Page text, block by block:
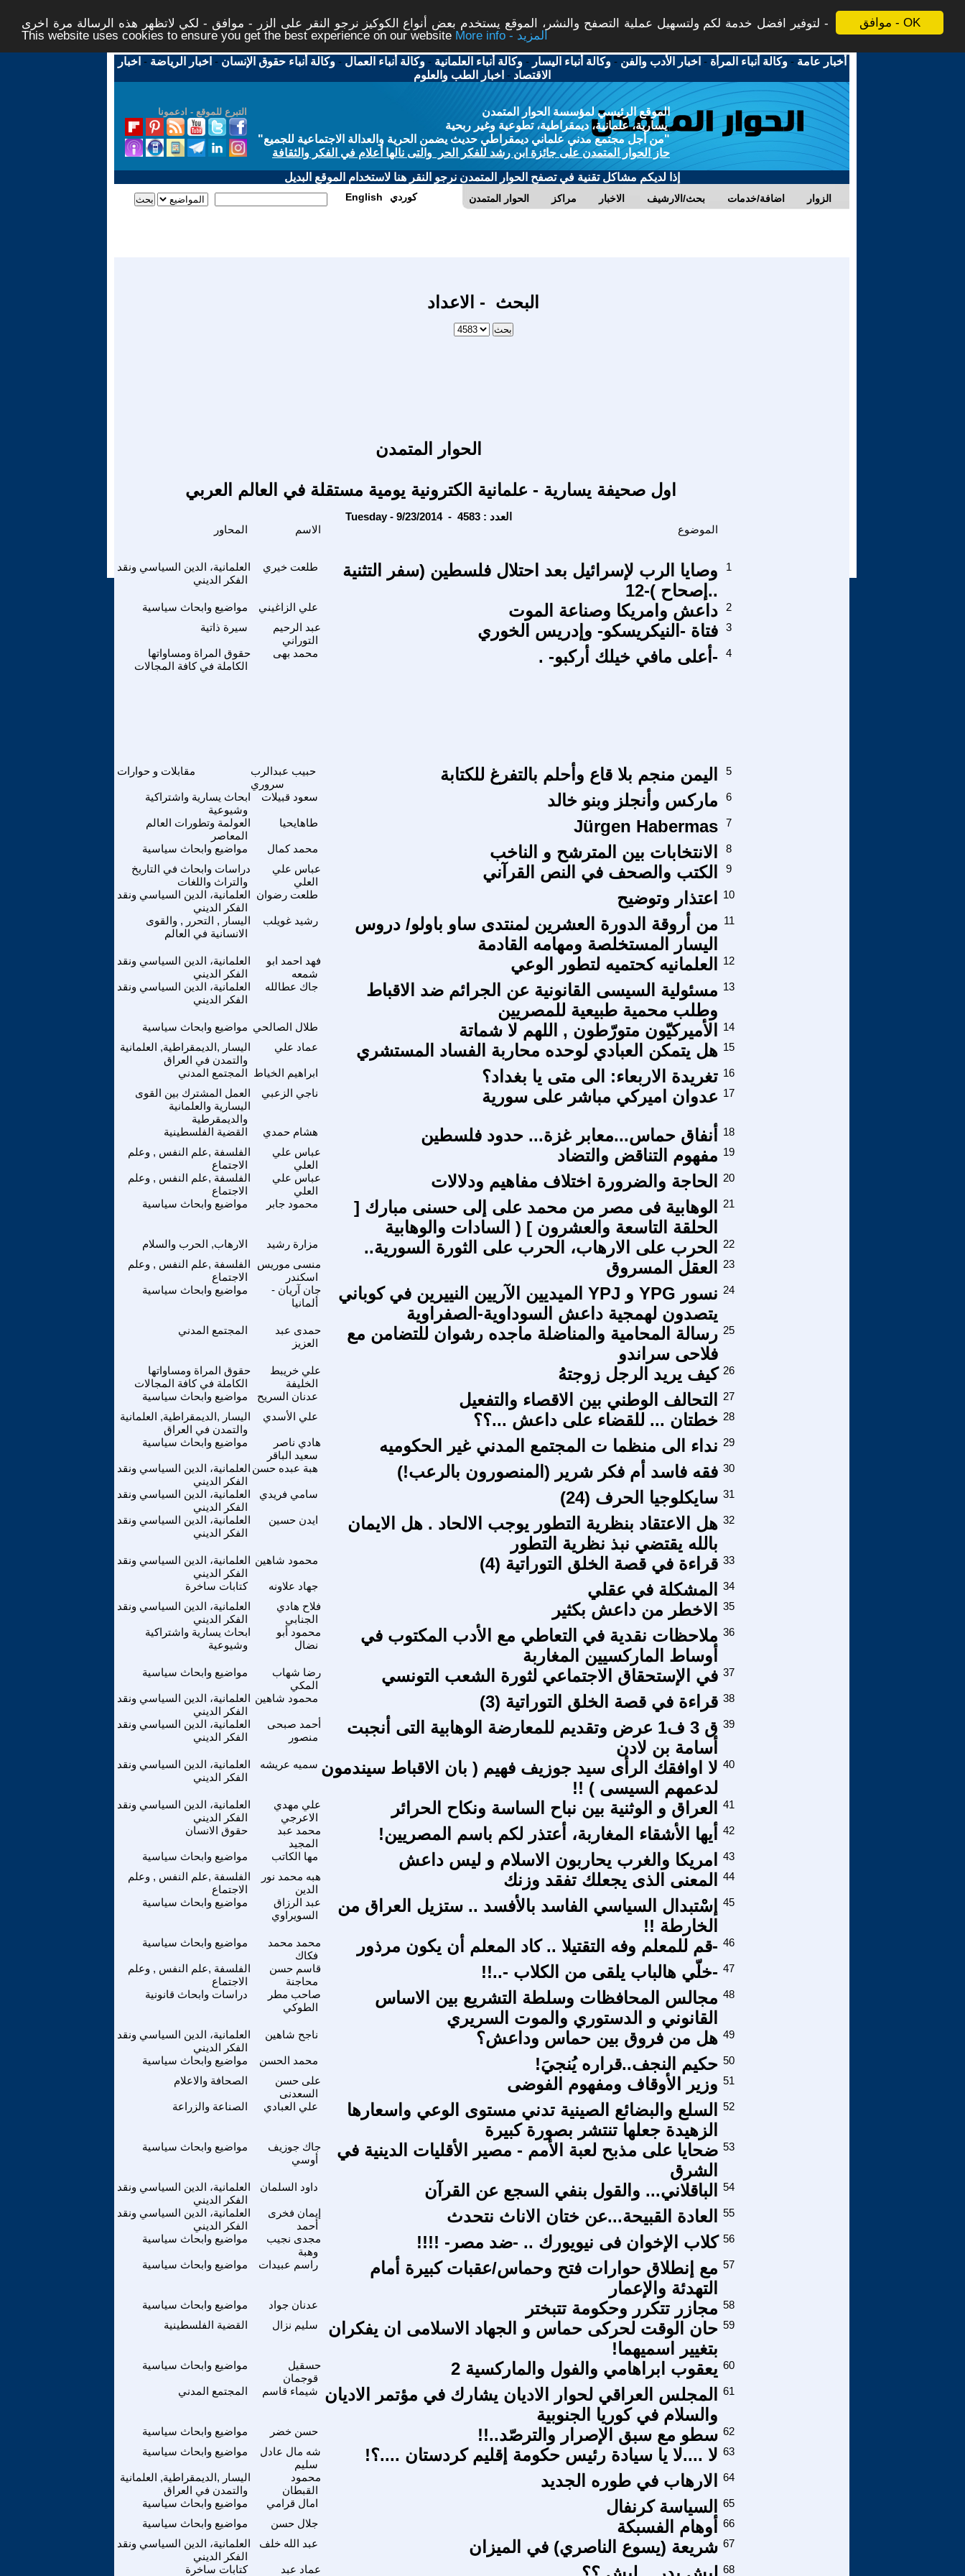
موافق - OK
لتوفير افضل خدمة لكم ولتسهيل عملية التصفح والنشر، الموقع يستخدم بعض أنواع الكوكيز نرجو النقر على الزر - موافق - لكي لاتظهر هذه الرسالة مرة اخرى -
This website uses cookies to ensure you get the best experience on our website
More info - المزيد
أخبار عامة -وكالة أنباء المرأة - اخبار الأدب والفن -وكالة أنباء اليسار -وكالة أنباء العلمانية -وكالة أنباء العمال -وكالة أنباء حقوق الإنسان - اخبار الرياضة - اخبار
الاقتصاد - اخبار الطب والعلوم
التبرع للموقع - ادعمونا
الموقع الرئيسي لمؤسسة الحوار المتمدن
يسارية، علمانية، ديمقراطية، تطوعية وغير ربحية
"من أجل مجتمع مدني علماني ديمقراطي حديث يضمن الحرية والعدالة الاجتماعية للجميع"
حاز الحوار المتمدن على جائزة ابن رشد للفكر الحر والتى نالها أعلام في الفكر والثقافة
إذا لديكم مشاكل تقنية في تصفح الحوار المتمدن نرجو النقر هنا لاستخدام الموقع البديل
الحوار المتمدن مراكز الاخبار بحث/الارشيف اضافة/خدمات الزوار English كوردي
البحث - الاعداد
الحوار المتمدن
اول صحيفة يسارية - علمانية الكترونية يومية مستقلة في العالم العربي
Tuesday - 9/23/2014 - العدد : 4583
الاسم الموضوع
العلمانية، الدين السياسي ونقد
الفكر الديني
طلعت خيري
وصايا الرب لإسرائيل بعد احتلال فلسطين (سفر التثنية
..إصحاح )-12
1
مواضيع وابحاث سياسية علي الزاغيني داعش وامريكا وصناعة الموت
2
سيرة ذاتية
عبد الرحيم
التوراني
فتاة -النيكريسكو- وإدريس الخوري 3
حقوق المراة ومساواتها
الكاملة في كافة المجالات
محمد بهى -أعلى مافي خيلك أركبو- . 4
مقابلات و حوارات
حبيب عبدالرب
سروري
اليمن منجم بلا قاع وأحلم بالتفرغ للكتابة 5
ابحاث يسارية واشتراكية
وشيوعية
سعود قبيلات ماركس وأنجلز وبنو خالد 6
العولمة وتطورات العالم
المعاصر
طاهايحيا Jürgen Habermas 7
مواضيع وابحاث سياسية محمد كمال الانتخابات بين المترشح و الناخب
8
دراسات وابحاث في التاريخ
والتراث واللغات
عباس علي
العلي
الكتب والصحف في النص القرآني 9
العلمانية، الدين السياسي ونقد
الفكر الديني
طلعت رضوان اعتذار وتوضيح 10
اليسار , التحرر , والقوى
الانسانية في العالم
رشيد غويلب
من أروقة الدورة العشرين لمنتدى ساو باولو/ دروس
اليسار المستخلصة ومهامه القادمة
11
العلمانية، الدين السياسي ونقد
الفكر الديني
فهد احمد ابو
شمعه
العلمانيه كحتميه لتطور الوعي 12
العلمانية، الدين السياسي ونقد
الفكر الديني
جاك عطالله
مسئولية السيسى القانونية عن الجرائم ضد الاقباط
وطلب محمية طبيعية للمصريين
13
مواضيع وابحاث سياسية طلال الصالحي الأميركيّون متورّطون , اللهم لا شماتة
14
اليسار ,الديمقراطية, العلمانية
والتمدن في العراق
عماد علي هل يتمكن العبادي لوحده محاربة الفساد المستشري 15
المجتمع المدني ابراهيم الخياط تغريدة الاربعاء: الى متى يا بغداد؟ 16
العمل المشترك بين القوى
اليسارية والعلمانية
والديمقرطية
ناجي الزعبي عدوان اميركي مباشر على سورية 17
القضية الفلسطينية هشام حمدي أنفاق حماس...معابر غزة... حدود فلسطين
18
الفلسفة ,علم النفس , وعلم
الاجتماع
عباس علي
العلي
مفهوم التناقض والتضاد 19
الفلسفة ,علم النفس , وعلم
الاجتماع
عباس علي
العلي
الحاجة والضرورة اختلاف مفاهيم ودلالات 20
مواضيع وابحاث سياسية محمود جابر
الوهابية فى مصر من محمد على إلى حسنى مبارك [
الحلقة التاسعة والعشرون ] ( السادات والوهابية
21
الارهاب, الحرب والسلام مزارة رشيد الحرب على الارهاب، الحرب على الثورة السورية..
22
الفلسفة ,علم النفس , وعلم
الاجتماع
منسى موريس
اسكندر
العقل المسروق 23
مواضيع وابحاث سياسية
جان آريان -
ألمانيا
نسور YPG و YPJ الميديين الآريين النييرين في كوباني
يتصدون لهمجية داعش السوداوية-الصفراوية
24
المجتمع المدني
حمدى عبد
العزيز
رسالة المحامية والمناضلة ماجده رشوان للتضامن مع
فلاحى سراندو
25
حقوق المراة ومساواتها
الكاملة في كافة المجالات
علي خريبط
الخليفة
كيف يريد الرجل زوجتهُ 26
مواضيع وابحاث سياسية عدنان السريح التحالف الوطني بين الاقصاء والتفعيل
27
اليسار ,الديمقراطية, العلمانية
والتمدن في العراق
علي الأسدي خطتان ... للقضاء على داعش ...؟؟ 28
مواضيع وابحاث سياسية
هادي ناصر
سعيد الباقر
نداء الى منظما ت المجتمع المدني غير الحكوميه 29
العلمانية، الدين السياسي ونقد
الفكر الديني
هبة عبده حسن فقه فاسد أم فكر شرير (المنصورون بالرعب!) 30
العلمانية، الدين السياسي ونقد
الفكر الديني
سامي فريدي سايكلوجيا الحرف (24) 31
العلمانية، الدين السياسي ونقد
الفكر الديني
ايدن حسين
هل الاعتقاد بنظرية التطور يوجب الالحاد . هل الايمان
بالله يقتضي نبذ نظرية التطور
32
العلمانية، الدين السياسي ونقد
الفكر الديني
محمود شاهين قراءة في قصة الخلق التوراتية (4) 33
كتابات ساخرة جهاد علاونه المشكلة في عقلي
34
العلمانية، الدين السياسي ونقد
الفكر الديني
فلاح هادي
الجنابي
الاخطر من داعش بکثير 35
ابحاث يسارية واشتراكية
وشيوعية
محمود أبو
نضال
ملاحظات نقدية في التعاطي مع الأدب المكتوب في
أوساط الماركسيين المغاربة
36
مواضيع وابحاث سياسية
رضا شهاب
المكي
في الإستحقاق الاجتماعي لثورة الشعب التونسي 37
العلمانية، الدين السياسي ونقد
الفكر الديني
محمود شاهين قراءة في قصة الخلق التوراتية (3) 38
العلمانية، الدين السياسي ونقد
الفكر الديني
أحمد صبحى
منصور
ق 3 ف1 عرض وتقديم للمعارضة الوهابية التى أنجبت
أسامة بن لادن
39
العلمانية، الدين السياسي ونقد
الفكر الديني
سميه عريشه لا اوافقك الرأى سيد جوزيف فهيم ( بان الاقباط سيندمون
لدعمهم السيسى ) !!
40
العلمانية، الدين السياسي ونقد
الفكر الديني
علي مهدي
الاعرجي
العراق و الوثنية بين نباح الساسة ونكاح الحرائر 41
حقوق الانسان
محمد عبد
المجيد
أيها الأشقاء المغاربة، أعتذر لكم باسم المصريين! 42
مواضيع وابحاث سياسية مها الكاتب امريكا والغرب يحاربون الاسلام و ليس داعش
43
الفلسفة ,علم النفس , وعلم
الاجتماع
هبه محمد نور
الدين
المعنى الذى يجعلك تفقد وزنك 44
مواضيع وابحاث سياسية
عبد الرزاق
السويراوي
إسْتبدال السياسي الفاسد بالأفسد .. ستزيل العراق من
الخارطة !!
45
مواضيع وابحاث سياسية
محمد محمد
فكاك
-قم للمعلم وفه التقتيلا .. كاد المعلم أن يكون مرذور 46
الفلسفة ,علم النفس , وعلم
الاجتماع
قاسم حسن
محاجنة
-خلّي هالباب يلقى من الكلاب -..!! 47
دراسات وابحاث قانونية
صاحب مطر
الطوكي
مجالس المحافظات وسلطة التشريع بين الاساس
القانوني و الدستوري والموت السريري
48
العلمانية، الدين السياسي ونقد
الفكر الديني
ناجح شاهين هل من فروق بين حماس وداعش؟ 49
مواضيع وابحاث سياسية محمد الحسن حكيم النجف..قراره يُنجيَ! 50
الصحافة والاعلام
على حسن
السعدنى
وزير الأوقاف ومفهوم الفوضى 51
الصناعة والزراعة علي العبادي
السلع والبضائع الصينية تدني مستوى الوعي واسعارها
الزهيدة جعلها تنتشر بصورة كبيرة
52
مواضيع وابحاث سياسية
جاك جوزيف
أوسي
ضحايا على مذبح لعبة الأمم - مصير الأقليات الدينية في
الشرق
53
العلمانية، الدين السياسي ونقد
الفكر الديني
داود السلمان الباقلاني... والقول بنفي السجع عن القرآن 54
العلمانية، الدين السياسي ونقد
الفكر الديني
إيمان فخرى
أحمد
العادة القبيحة...عن ختان الاناث نتحدث 55
مواضيع وابحاث سياسية
مجدى نجيب
وهبة
كلاب الإخوان فى نيويورك .. -ضد مصر- !!!! 56
مواضيع وابحاث سياسية راسم عبيدات
مع إنطلاق حوارات فتح وحماس/عقبات كبيرة أمام
التهدئة والإعمار
57
مواضيع وابحاث سياسية عدنان جواد مجازر تتكرر وحكومة تتبختر 58
القضية الفلسطينية
سليم نزال
حان الوقت لحركى حماس و الجهاد الاسلامى ان يفكران
بتغيير اسميهما!
59
مواضيع وابحاث سياسية
حسقيل
قوجمان
يعقوب ابراهامي والفول والماركسية 2 60
المجتمع المدني شيماء قاسم
المجلس العراقي لحوار الاديان يشارك في مؤتمر الاديان
والسلام في كوريا الجنوبية
61
مواضيع وابحاث سياسية حسن خضر سطو مع سبق الإصرار والترصّد..!! 62
مواضيع وابحاث سياسية
شه مال عادل
سليم
لا ....لا يا سيادة رئيس حكومة إقليم كردستان ....؟! 63
اليسار ,الديمقراطية, العلمانية
والتمدن في العراق
محمود
القبطان
الارهاب في طوره الجديد 64
مواضيع وابحاث سياسية امال قرامي السياسة كرنفال
65
مواضيع وابحاث سياسية
جلال حسن أوهام الفسبكة
66
العلمانية، الدين السياسي ونقد
الفكر الديني
عبد الله خلف شريعة (يسوع الناصري) في الميزان 67
كتابات ساخرة عماد عبد 68